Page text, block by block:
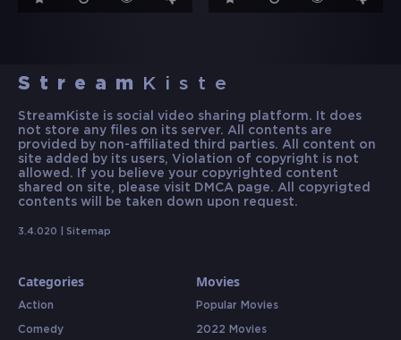
Stream Kiste
StreamKiste is social video sharing platform. It does
not store any files on its server. All contents are
provided by non-affiliated third parties. All content on
site added by its users, Violation of copyright is not
allowed. If you believe your copyrighted content
shared on site, please visit DMCA page. All copyrigted
contents will be taken down upon request.
3.4.020 | Sitemap
Categories
Action
Comedy
Movies
Popular Movies
2022 Movies